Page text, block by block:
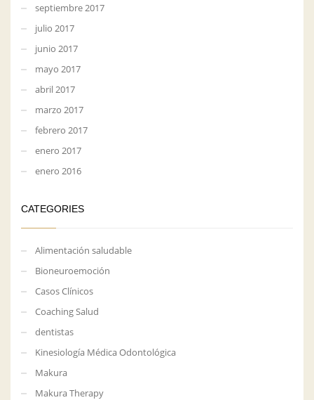
septiembre 2017
julio 2017
junio 2017
mayo 2017
abril 2017
marzo 2017
febrero 2017
enero 2017
enero 2016
CATEGORIES
Alimentación saludable
Bioneuroemoción
Casos Clínicos
Coaching Salud
dentistas
Kinesiología Médica Odontológica
Makura
Makura Therapy